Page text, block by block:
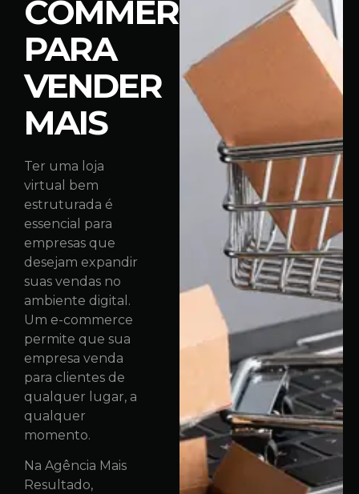
COMMERCE
PARA
VENDER
MAIS
Ter uma loja
virtual bem
estruturada é
essencial para
empresas que
desejam expandir
suas vendas no
ambiente digital.
Um e-commerce
permite que sua
empresa venda
para clientes de
qualquer lugar, a
qualquer
momento.
Na Agência Mais
Resultado,